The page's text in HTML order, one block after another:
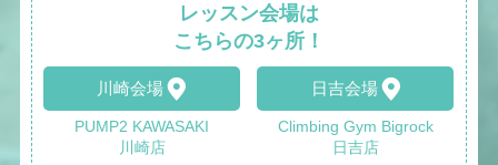
レッスン会場は
こちらの3ヶ所！
川崎会場
PUMP2 KAWASAKI
川崎店
日吉会場
Climbing Gym Bigrock
日吉店